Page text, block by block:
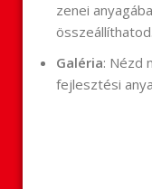
zenei
összeállíthatod.
Galéria: Nézd
fejlesztési